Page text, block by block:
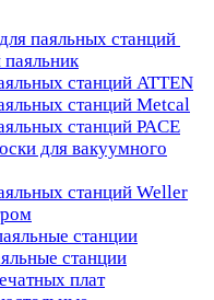
паяльных станций
станций ATTEN
станций Metcal
станций PACE
для вакуумного
станций Weller
станции
станции
плат